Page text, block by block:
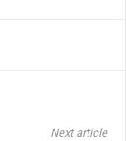
Next article